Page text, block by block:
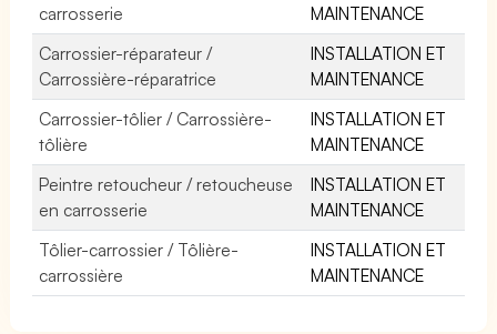
carrosserie
MAINTENANCE
Carrossier-réparateur /
Carrossière-réparatrice
INSTALLATION ET
MAINTENANCE
Carrossier-tôlier / Carrossière-
tôlière
INSTALLATION ET
MAINTENANCE
Peintre retoucheur / retoucheuse
en carrosserie
INSTALLATION ET
MAINTENANCE
Tôlier-carrossier / Tôlière-
carrossière
INSTALLATION ET
MAINTENANCE